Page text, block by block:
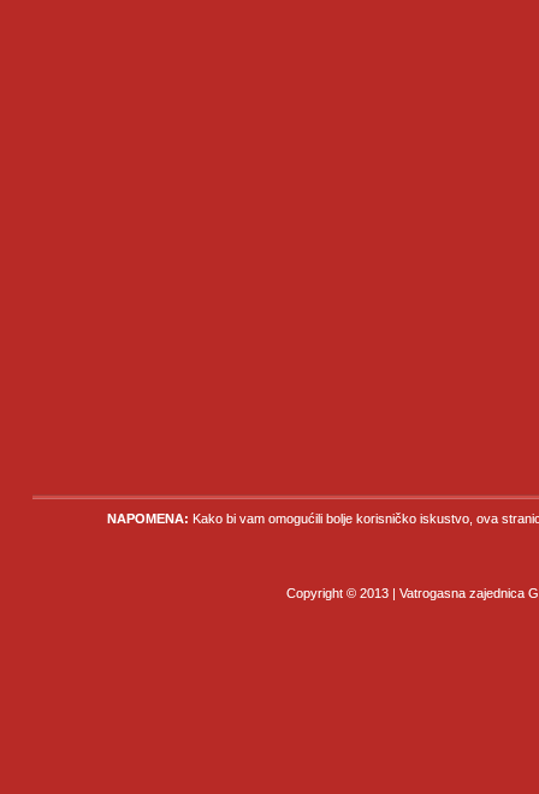
NAPOMENA: Kako bi vam omogućili bolje korisničko iskustvo, ova
Copyright © 2013 | Vatrogasna zajednica